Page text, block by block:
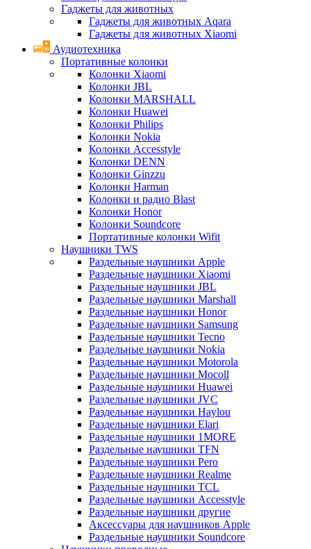
Гаджеты для животных
Гаджеты для животных Aqara
Гаджеты для животных Xiaomi
Аудиотехника
Портативные колонки
Колонки Xiaomi
Колонки JBL
Колонки MARSHALL
Колонки Huawei
Колонки Philips
Колонки Nokia
Колонки Accesstyle
Колонки DENN
Колонки Ginzzu
Колонки Harman
Колонки и радио Blast
Колонки Honor
Колонки Soundcore
Портативные колонки Wifit
Наушники TWS
Раздельные наушники Apple
Раздельные наушники Xiaomi
Раздельные наушники JBL
Раздельные наушники Marshall
Раздельные наушники Honor
Раздельные наушники Samsung
Раздельные наушники Tecno
Раздельные наушники Nokia
Раздельные наушники Motorola
Раздельные наушники Mocoll
Раздельные наушники Huawei
Раздельные наушники JVC
Раздельные наушники Haylou
Раздельные наушники Elari
Раздельные наушники 1MORE
Раздельные наушники TFN
Раздельные наушники Pero
Раздельные наушники Realme
Раздельные наушники TCL
Раздельные наушники Accesstyle
Раздельные наушники другие
Аксессуары для наушников Apple
Раздельные наушники Soundcore